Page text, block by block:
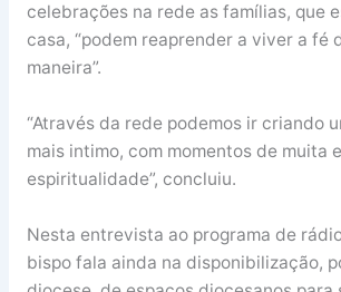
celebrações na rede as famílias, que
casa, “podem reaprender a viver a fé
maneira”.
“Através da rede podemos ir criando
mais intimo, com momentos de muita
espiritualidade”, concluiu.
Nesta entrevista ao programa de
bispo fala ainda na disponibilização,